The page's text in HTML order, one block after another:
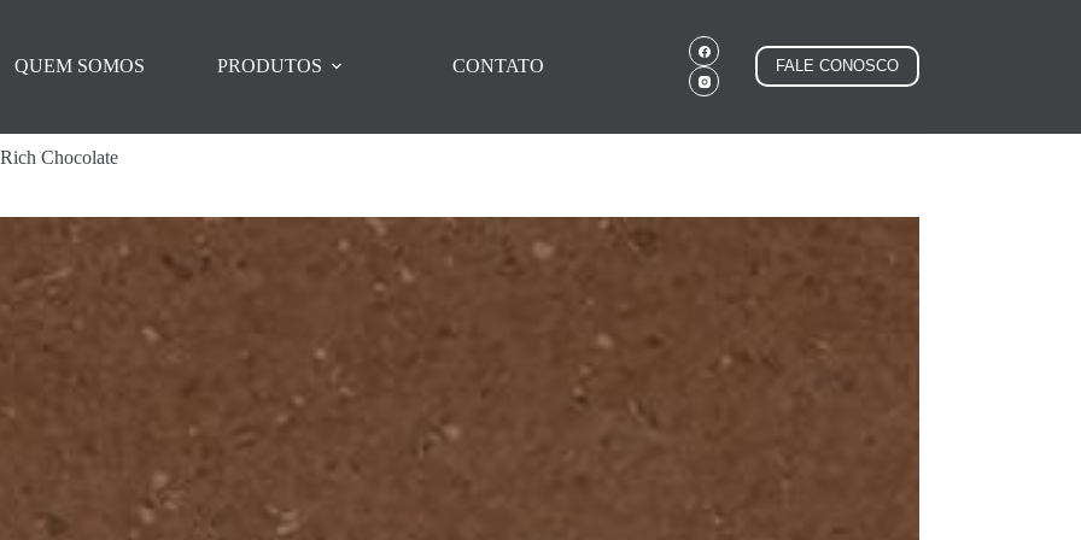
QUEM SOMOS PRODUTOS CONTATO FALE CONOSCO
Rich Chocolate